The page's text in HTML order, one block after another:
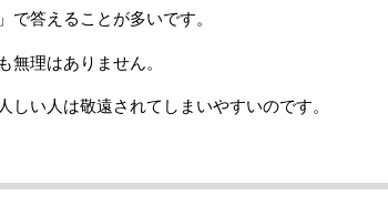
答えることが多いです。
無理はありません。
い人は敬遠されてしまいやすいのです。